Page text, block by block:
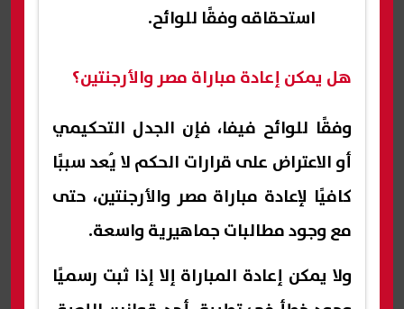
استحقاقه وفقًا للوائح.
هل يمكن إعادة مباراة مصر والأرجنتين؟
وفقًا للوائح فيفا، فإن الجدل التحكيمي
أو الاعتراض على قرارات الحكم لا يُعد سببًا
كافيًا لإعادة مباراة مصر والأرجنتين، حتى
مع وجود مطالبات جماهيرية واسعة.
ولا يمكن إعادة المباراة إلا إذا ثبت رسميًا